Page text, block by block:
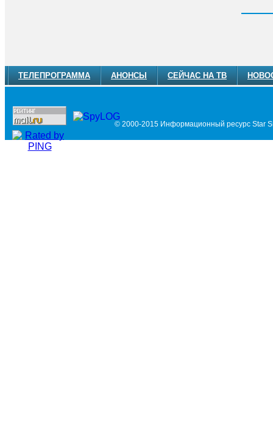
ТЕЛЕПРОГРАММА АНОНСЫ СЕЙЧАС НА ТВ
© 2000-2015 Информационный ресурс Star